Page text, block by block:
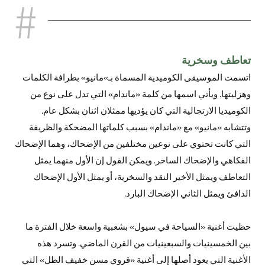
تعاطف وسخرية
اتسمت الموسيقى الكوميدية المسماة بـ»مانيو» بطرافة الكلمات
وهزليتها. ويأتي اسمها من كلمة «ماندام» التي تدل على نوع من
الكوميديا الارتجالية التي كان يؤديها ممثلان اثنان بشكل عام.
وتتشابه «مانيو» مع «ماندام» بسبب كلماتها المضحكة والظريفة
التي كانت تحتوي على نوعين مختلفين من الإضحاك، وهما الإضحاك
الفكاهي والإضحاك الساخر. ويمكن القول إن الأول منهما يمثل
التعاطف ويمثل الأخير النقد والسخرية، أو يمثل الأول الإضحاك
الدافئ ويمثل الثاني الإضحاك البارد.
حظيت أغنية «السياحة في سيول» بشعبية واسعة خلال الفترة ما
بين الخمسينيات والسبعينيات من القرن الماضي. وتسرد هذه
الأغنية التي يعود أصلها إلى أغنية «قروي مسن خفيف الظل» التي